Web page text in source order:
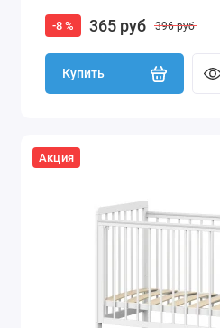
-8 % 365 руб 396 руб
Купить
Акция